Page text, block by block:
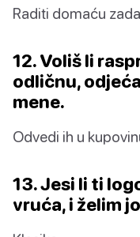
Raditi domaću
12. Voliš li
odličnu,
mene.
Odvedi ih u
13. Jesi li ti
vruća, i želim